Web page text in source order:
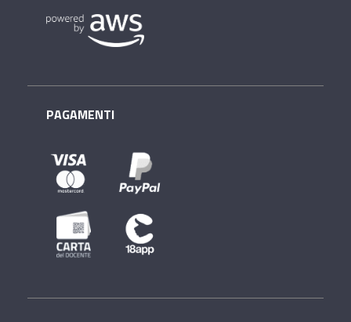
PAGAMENTI